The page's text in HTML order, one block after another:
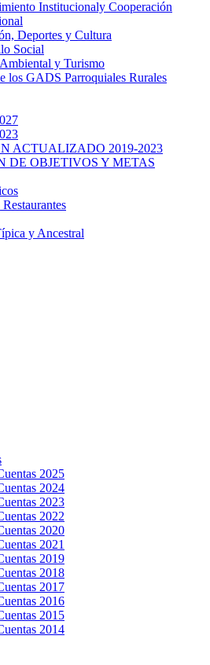
Institucionaly Cooperación
Deportes y Cultura
Social
y Turismo
los GADS Parroquiales Rurales
ACTUALIZADO 2019-2023
DE OBJETIVOS Y METAS
y Ancestral
2025
2024
2023
2022
2020
2021
2019
2018
2017
2016
2015
2014